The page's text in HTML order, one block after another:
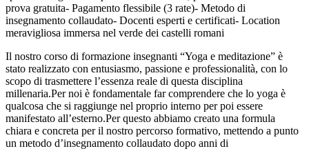
prova gratuita- Pagamento flessibile (3 rate)- Metodo di
insegnamento collaudato- Docenti esperti e certificati- Location
meravigliosa immersa nel verde dei castelli romani
Il nostro corso di formazione insegnanti “Yoga e meditazione” è
stato realizzato con entusiasmo, passione e professionalità, con lo
scopo di trasmettere l’essenza reale di questa disciplina
millenaria.Per noi è fondamentale far comprendere che lo yoga è
qualcosa che si raggiunge nel proprio interno per poi essere
manifestato all’esterno.Per questo abbiamo creato una formula
chiara e concreta per il nostro percorso formativo, mettendo a punto
un metodo d’insegnamento collaudato dopo anni di